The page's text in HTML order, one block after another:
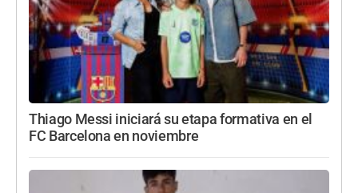
Thiago Messi iniciará su etapa formativa en el
FC Barcelona en noviembre